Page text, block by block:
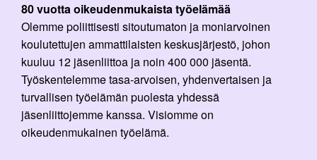
80 vuotta oikeudenmukaista työelämää
Olemme poliittisesti sitoutumaton ja moniarvoinen
koulutettujen ammattilaisten keskusjärjestö, johon
kuuluu 12 jäsenliittoa ja noin 400 000 jäsentä.
Työskentelemme tasa-arvoisen, yhdenvertaisen ja
turvallisen työelämän puolesta yhdessä
jäsenliittojemme kanssa. Visiomme on
oikeudenmukainen työelämä.